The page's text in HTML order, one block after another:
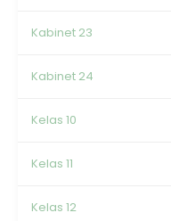
Kabinet 23
Kabinet 24
Kelas 10
Kelas 11
Kelas 12